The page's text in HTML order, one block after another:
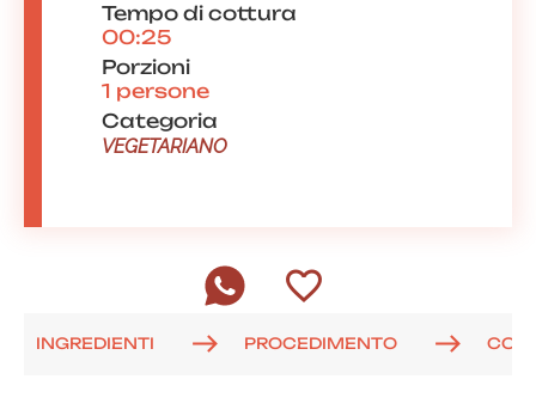
Tempo di cottura
00:25
Porzioni
1 persone
Categoria
VEGETARIANO
INGREDIENTI PROCEDIMENTO